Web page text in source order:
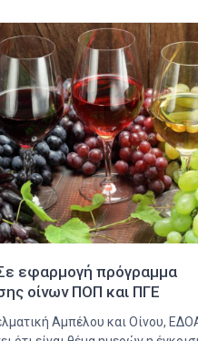
εφαρμογή πρόγραμμα
οίνων ΠΟΠ και ΠΓΕ
Αμπέλου και Οίνου,